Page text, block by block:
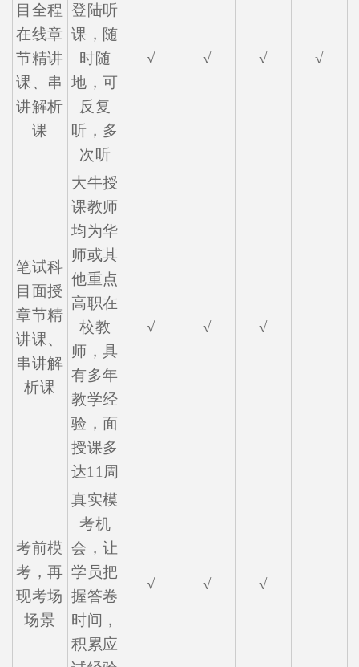
目全程
在线章
节精讲
课、串
讲解析
课
登陆听
课，随
时随
地，可
反复
听，多
次听
√ √ √ √
笔试科
目面授
章节精
讲课、
串讲解
析课
大牛授
课教师
均为华
师或其
他重点
高职在
校教
师，具
有多年
教学经
验，面
授课多
达11周
√ √ √
考前模
考，再
现考场
场景
真实模
考机
会，让
学员把
握答卷
时间，
积累应
√ √ √